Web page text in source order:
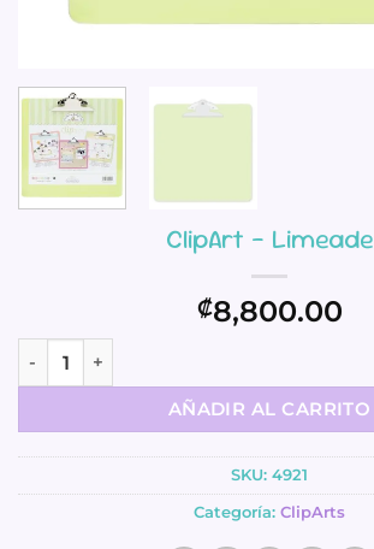
ClipArt – Limeade
₡8,800.00
ClipArt - Limeade cantidad
AÑADIR AL CARRITO
SKU: 4921
Categoría: ClipArts